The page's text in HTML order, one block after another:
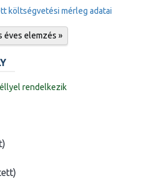
költségvetési mérleg adatai
éves elemzés »
rendelkezik